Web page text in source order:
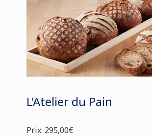
L'Atelier du Pain
Prix: 295,00€